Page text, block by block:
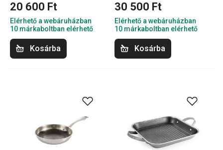
20 600 Ft
Elérhető a webáruházban
10 márkaboltban elérhető
Kosárba
30 500 Ft
Elérhető a webáruházban
10 márkaboltban elérhető
Kosárba